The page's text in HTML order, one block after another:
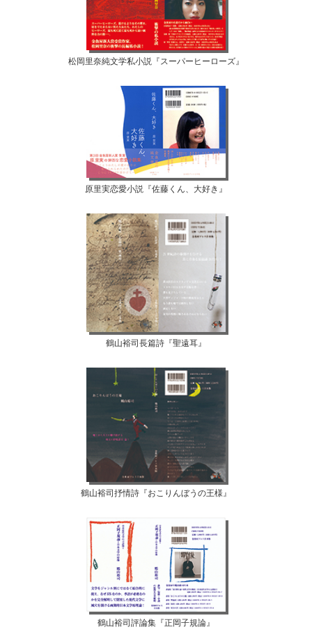
松岡里奈純文学私小説『スーパーヒーローズ』
原里実恋愛小説『佐藤くん、大好き』
鶴山裕司長篇詩『聖遠耳』
鶴山裕司抒情詩『おこりんぼうの王様』
鶴山裕司評論集『正岡子規論』